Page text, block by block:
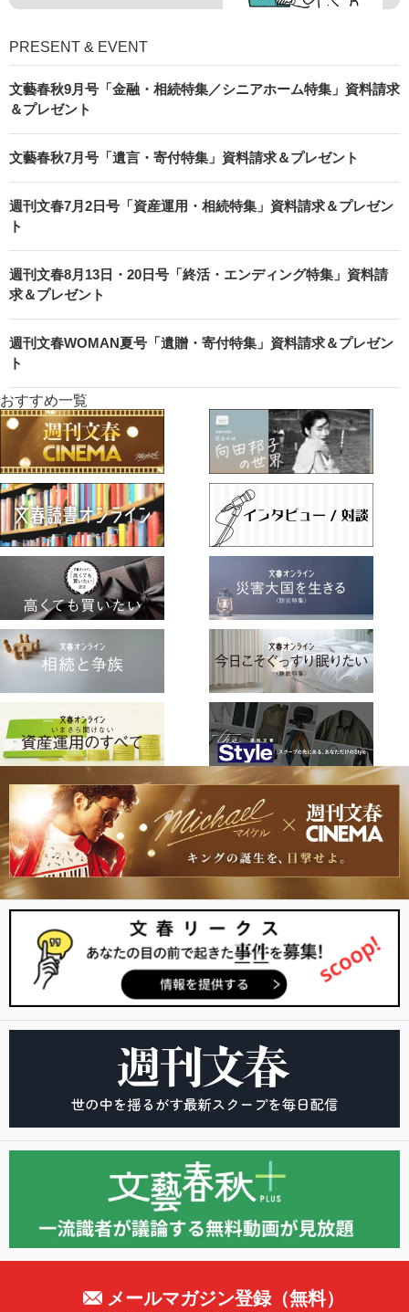
PRESENT & EVENT
文藝春秋9月号「金融・相続特集／シニアホーム特集」資料請求
＆プレゼント
文藝春秋7月号「遺言・寄付特集」資料請求＆プレゼント
週刊文春7月2日号「資産運用・相続特集」資料請求＆プレゼン
ト
週刊文春8月13日・20日号「終活・エンディング特集」資料請
求＆プレゼント
週刊文春WOMAN夏号「遺贈・寄付特集」資料請求＆プレゼン
ト
おすすめ一覧
メールマガジン登録（無料）